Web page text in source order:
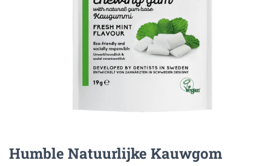
Humble Natuurlijke Kauwgom